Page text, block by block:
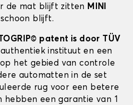
de mat blijft zitten MINI
blijft.
patent is door TÜV
instituut en een
het gebied van controle
automatten in de set
rug voor een betere
hebben een garantie van 1